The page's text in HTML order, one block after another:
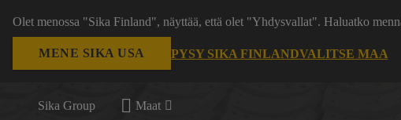
Olet menossa "Sika Finland", näyttää, että olet "Yhdysvallat". Haluatko
MENE SIKA USA PYSY SIKA FINLANDVALITSE MAA
Sika Group Maat